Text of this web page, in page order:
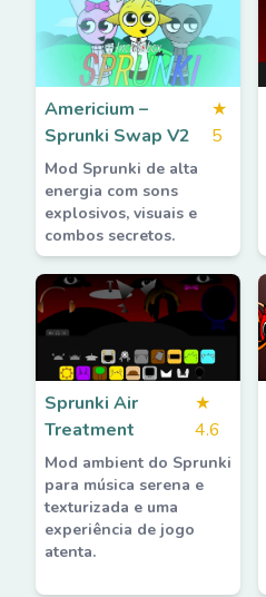
Americium –
Sprunki Swap V2
★
5
Mod Sprunki de alta
energia com sons
explosivos, visuais e
combos secretos.
Sprunki Air
Treatment
★
4.6
Mod ambient do Sprunki
para música serena e
texturizada e uma
experiência de jogo
atenta.